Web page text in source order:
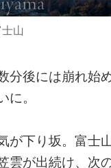
山
分後には崩れ始
。
が下り坂。富士
雲が出続け、次